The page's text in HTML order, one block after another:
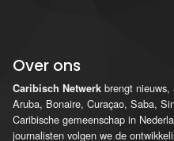
Over ons
Caribisch Netwerk brengt nieuws,
Aruba, Bonaire, Curaçao, Saba,
Caribische gemeenschap in
journalisten volgen we de